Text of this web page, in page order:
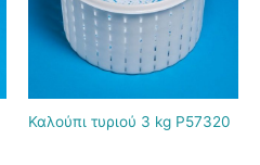
Καλούπι τυριού 3 kg P57320